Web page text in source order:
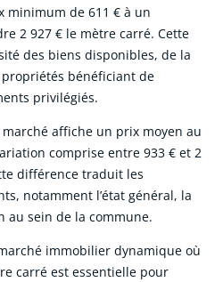
minimum de 611 € à un
2 927 € le mètre carré. Cette
des biens disponibles, de la
bénéficiant de
privilégiés.
affiche un prix moyen au
comprise entre 933 € et 2
différence traduit les
notamment l’état général, la
au sein de la commune.
immobilier dynamique où
carré est essentielle pour